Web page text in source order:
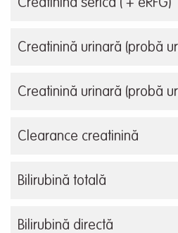
Creatinină serică ( + eRFG)
Creatinină urinară (probă
Creatinină urinară (probă
Clearance creatinină
Bilirubină totală
Bilirubină directă